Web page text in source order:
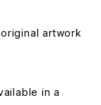
artwork
in a